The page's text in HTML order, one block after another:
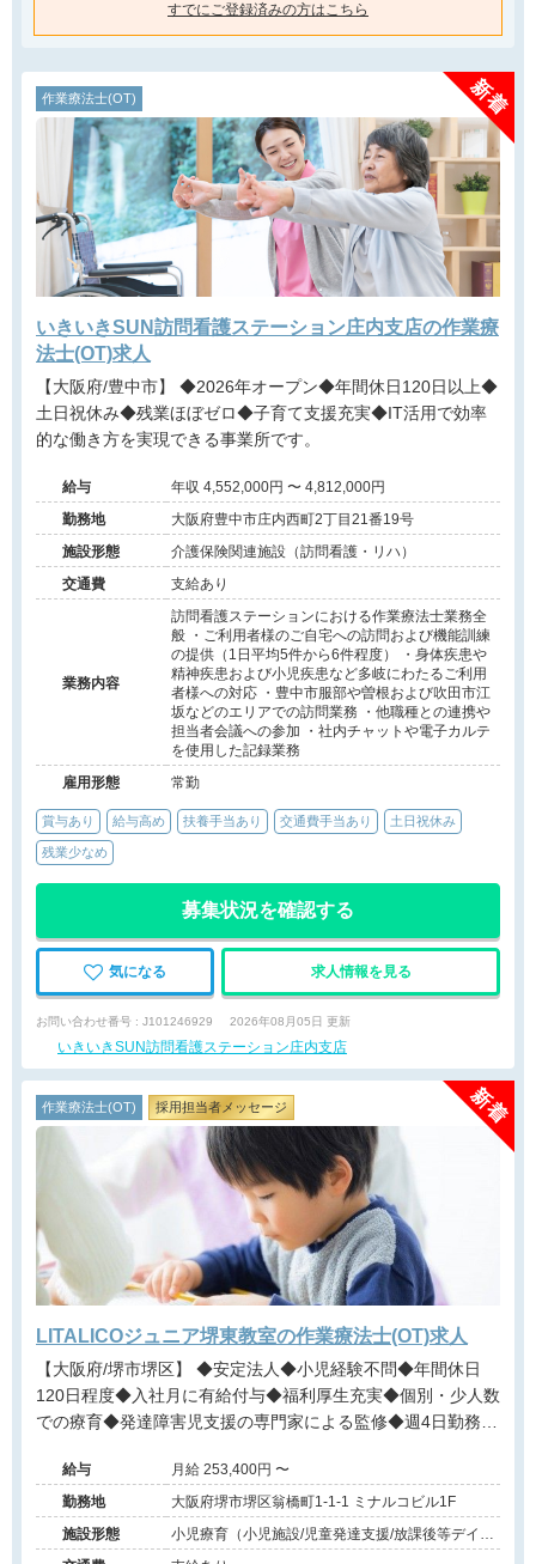
すでにご登録済みの方はこちら
作業療法士(OT)
いきいきSUN訪問看護ステーション庄内支店の作業療
法士(OT)求人
【大阪府/豊中市】 ◆2026年オープン◆年間休日120日以上◆
土日祝休み◆残業ほぼゼロ◆子育て支援充実◆IT活用で効率
的な働き方を実現できる事業所です。
給与
年収 4,552,000円 〜 4,812,000円
勤務地
大阪府豊中市庄内西町2丁目21番19号
施設形態
介護保険関連施設（訪問看護・リハ）
交通費
支給あり
業務内容
訪問看護ステーションにおける作業療法士業務全
般 ・ご利用者様のご自宅への訪問および機能訓練
の提供（1日平均5件から6件程度） ・身体疾患や
精神疾患および小児疾患など多岐にわたるご利用
者様への対応 ・豊中市服部や曽根および吹田市江
坂などのエリアでの訪問業務 ・他職種との連携や
担当者会議への参加 ・社内チャットや電子カルテ
を使用した記録業務
雇用形態
常勤
賞与あり 給与高め 扶養手当あり 交通費手当あり 土日祝休み
残業少なめ
募集状況を確認する
気になる 求人情報を見る
お問い合わせ番号 : J101246929 2026年08月05日 更新
いきいきSUN訪問看護ステーション庄内支店
作業療法士(OT) 採用担当者メッセージ
LITALICOジュニア堺東教室の作業療法士(OT)求人
【大阪府/堺市堺区】 ◆安定法人◆小児経験不問◆年間休日
120日程度◆入社月に有給付与◆福利厚生充実◆個別・少人数
での療育◆発達障害児支援の専門家による監修◆週4日勤務相
給与
月給 253,400円 〜
勤務地
大阪府堺市堺区翁橋町1-1-1 ミナルコビル1F
施設形態
小児療育（小児施設/児童発達支援/放課後等デイサ
ービス）